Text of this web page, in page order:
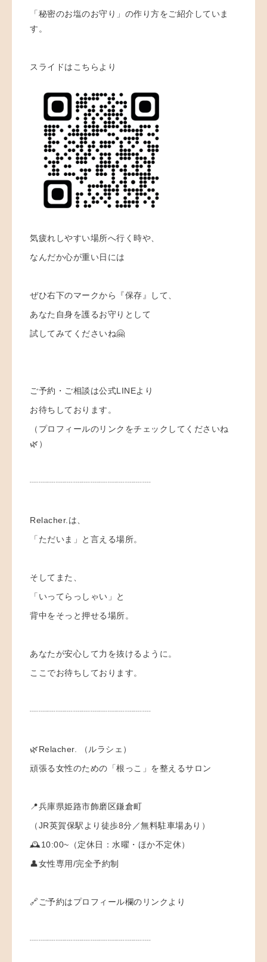
「秘密のお塩のお守り」の作り方をご紹介していま
す。
スライドはこちらより
気疲れしやすい場所へ行く時や、
なんだか心が重い日には
ぜひ右下のマークから『保存』して、
あなた自身を護るお守りとして
試してみてくださいね🤗
ご予約・ご相談は公式LINEより
お待ちしております。
（プロフィールのリンクをチェックしてくださいね
🌿）
┈┈┈┈┈┈┈┈┈┈┈┈┈┈
Relacher.は、
「ただいま」と言える場所。
そしてまた、
「いってらっしゃい」と
背中をそっと押せる場所。
あなたが安心して力を抜けるように。
ここでお待ちしております。
┈┈┈┈┈┈┈┈┈┈┈┈┈┈
🌿Relacher. （ルラシェ）
頑張る女性のための「根っこ」を整えるサロン
📍兵庫県姫路市飾磨区鎌倉町
（JR英賀保駅より徒歩8分／無料駐車場あり）
🕰️10:00~（定休日：水曜・ほか不定休）
👤女性専用/完全予約制
🔗ご予約はプロフィール欄のリンクより
┈┈┈┈┈┈┈┈┈┈┈┈┈┈